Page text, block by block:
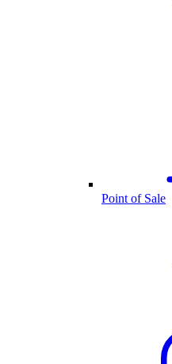
Point of Sale